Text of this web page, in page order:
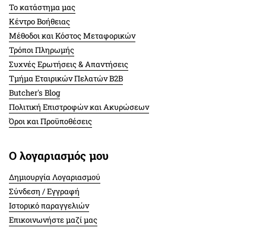
Το κατάστημα μας
Κέντρο Βοήθειας
Μέθοδοι και Κόστος Μεταφορικών
Τρόποι Πληρωμής
Συχνές Ερωτήσεις & Απαντήσεις
Τμήμα Εταιρικών Πελατών Β2Β
Butcher's Blog
Πολιτική Επιστροφών και Ακυρώσεων
Όροι και Προϋποθέσεις
Ο λογαριασμός μου
Δημιουργία Λογαριασμού
Σύνδεση / Εγγραφή
Ιστορικό παραγγελιών
Επικοινωνήστε μαζί μας